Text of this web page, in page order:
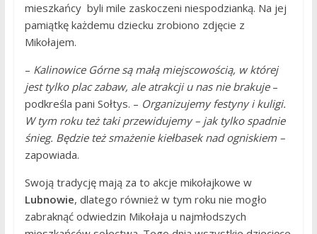
mieszkańcy byli mile zaskoczeni niespodzianką. Na jej
pamiątkę każdemu dziecku zrobiono zdjęcie z
Mikołajem.
– Kalinowice Górne są małą miejscowością, w której
jest tylko plac zabaw, ale atrakcji u nas nie brakuje–
podkreśla pani Sołtys. – Organizujemy festyny i kuligi.
W tym roku też taki przewidujemy – jak tylko spadnie
śnieg. Będzie też smażenie kiełbasek nad ogniskiem –
zapowiada.
Swoją tradycję mają za to akcje mikołajkowe w
Lubnowie, dlatego również w tym roku nie mogło
zabraknąć odwiedzin Mikołaja u najmłodszych